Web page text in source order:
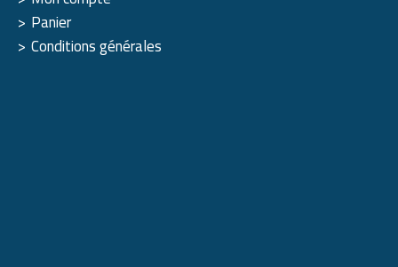
Panier
Conditions générales